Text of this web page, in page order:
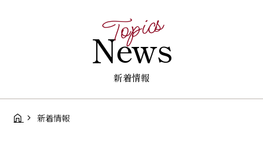
News
Topics
新着情報
新着情報